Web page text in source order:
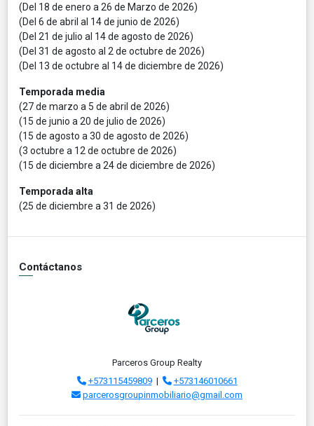
(Del 18 de enero a 26 de Marzo de 2026)
(Del 6 de abril al 14 de junio de 2026)
(Del 21 de julio al 14 de agosto de 2026)
(Del 31 de agosto al 2 de octubre de 2026)
(Del 13 de octubre al 14 de diciembre de 2026)
Temporada media
(27 de marzo a 5 de abril de 2026)
(15 de junio a 20 de julio de 2026)
(15 de agosto a 30 de agosto de 2026)
(3 octubre a 12 de octubre de 2026)
(15 de diciembre a 24 de diciembre de 2026)
Temporada alta
(25 de diciembre a 31 de 2026)
Contáctanos
Parceros Group Realty
+573115459809|
+573146010661
parcerosgroupinmobiliario@gmail.com